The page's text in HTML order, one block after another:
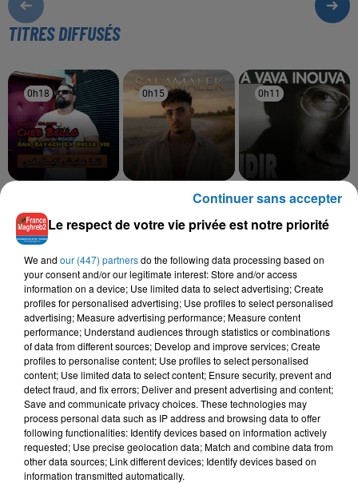
TITRES DIFFUSÉS
0h18
0h18
A3ayach La Belle Vie
0h15
0h15
MOHA K
0h11
0h11
IDIR
A Vava Inouva
L'HOROSCOPE
Bélier Taureau Gémeaux
Le respect de votre vie privée est notre priorité
We and our (447) partnersdo the following data processing based on
your consent and/or our legitimate interest: Store and/or access
information on a device; Use limited data to select advertising; Create
profiles for personalised advertising; Use profiles to select personalised
advertising; Measure advertising performance; Measure content
performance; Understand audiences through statistics or combinations
of data from different sources; Develop and improve services; Create
profiles to personalise content; Use profiles to select personalised
content; Use limited data to select content; Ensure security, prevent and
detect fraud, and fix errors; Deliver and present advertising and content;
Save and communicate privacy choices. These technologies may
process personal data such as IP address and browsing data to offer
following functionalities: Identify devices based on information actively
requested; Use precise geolocation data; Match and combine data from
other data sources; Link different devices; Identify devices based on
information transmitted automatically.
Continuer sans accepter